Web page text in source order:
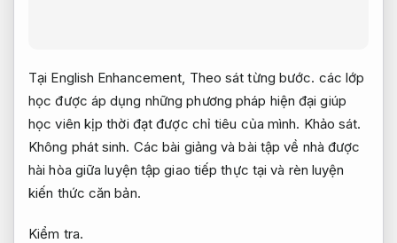
Tại English Enhancement, Theo sát từng bước. các lớp
học được áp dụng những phương pháp hiện đại giúp
học viên kịp thời đạt được chỉ tiêu của mình. Khảo sát.
Không phát sinh. Các bài giảng và bài tập về nhà được
hài hòa giữa luyện tập giao tiếp thực tại và rèn luyện
kiến thức căn bản.
Kiểm tra.